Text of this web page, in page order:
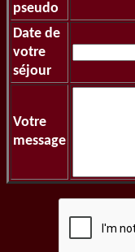
pseudo
Date de
votre
séjour
Votre
message